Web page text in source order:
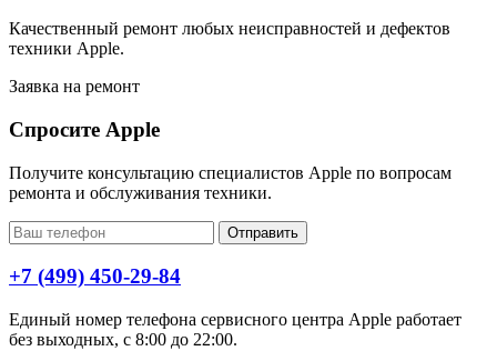
Качественный ремонт любых неисправностей и дефектов
техники Apple.
Заявка на ремонт
Спросите Apple
Получите консультацию специалистов Apple по вопросам
ремонта и обслуживания техники.
Отправить
+7 (499) 450-29-84
Единый номер телефона сервисного центра Apple работает
без выходных, с 8:00 до 22:00.